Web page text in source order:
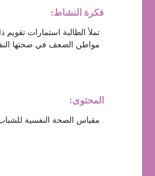
فكرة النشاط:
المحتوى: